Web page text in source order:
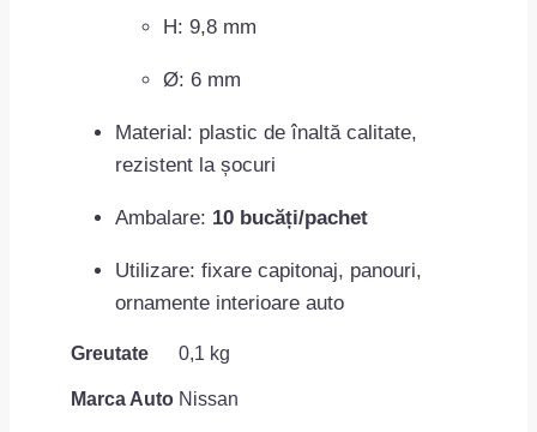
H: 9,8 mm
Ø: 6 mm
Material: plastic de înaltă calitate,
rezistent la șocuri
Ambalare: 10 bucăți/pachet
Utilizare: fixare capitonaj, panouri,
ornamente interioare auto
Greutate 0,1 kg
Marca Auto Nissan